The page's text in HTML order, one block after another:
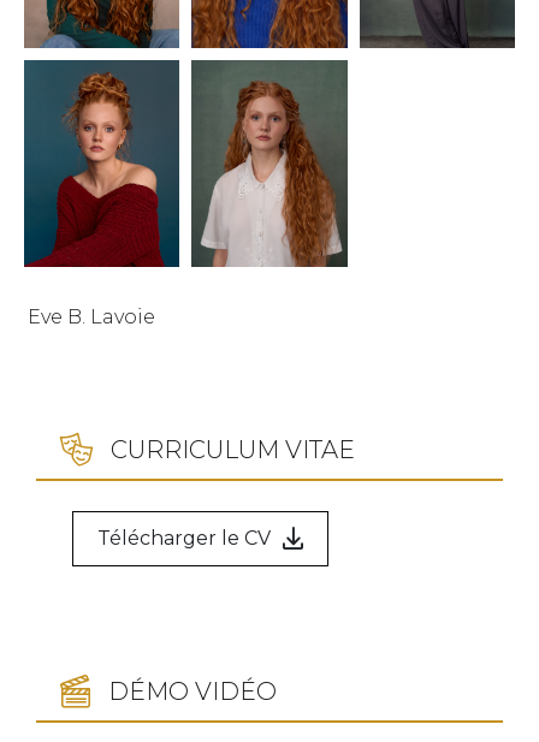
Eve B. Lavoie
CURRICULUM VITAE
Télécharger le CV
DÉMO VIDÉO